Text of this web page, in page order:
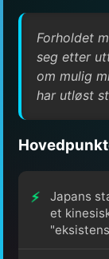
Forholdet
seg etter
om mulig
har utløst
Japans
et